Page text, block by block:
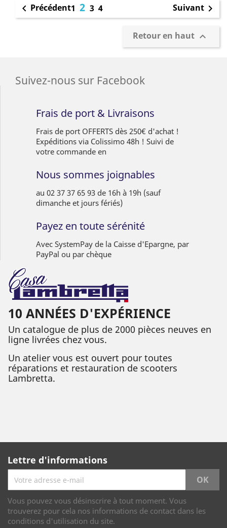
 Précédent1 2 3 4 Suivant 
Retour en haut 
Suivez-nous sur Facebook
Frais de port & Livraisons
Frais de port OFFERTS dès 250€ d'achat !
Expéditions via Colissimo 48h ! Suivi de
votre commande en
Nous sommes joignables
au 02 37 37 65 93 de 16h à 19h (sauf
dimanche et jours fériés)
Payez en toute sérénité
Avec SystemPay de la Caisse d'Epargne, par
PayPal ou par chèque
10 ANNÉES D'EXPÉRIENCE
Un catalogue de plus de 2000 pièces neuves en
ligne livrées chez vous.
Un atelier vous est ouvert pour toutes
réparations et restauration de scooters
Lambretta.
Lettre d'informations
Vous pouvez vous désinscrire à tout moment. Vous
trouverez pour cela nos informations de contact dans les
conditions d'utilisation du site.